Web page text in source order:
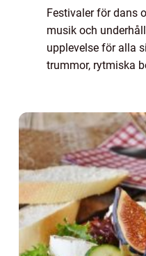
Festivaler för dans
musik och
upplevelse för alla
trummor, rytmiska